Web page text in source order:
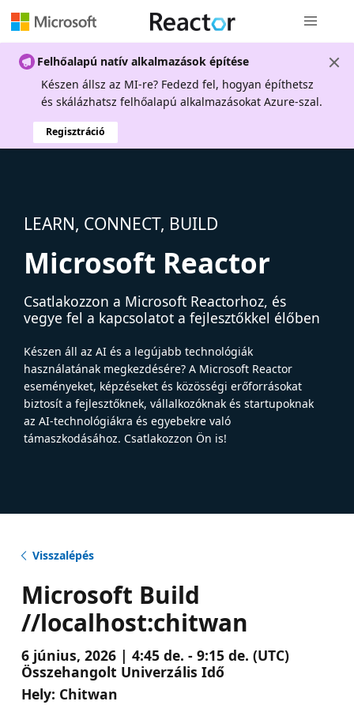
Felhőalapú natív alkalmazások építése
Készen állsz az MI-re? Fedezd fel, hogyan építhetsz
és skálázhatsz felhőalapú alkalmazásokat Azure-szal.
Regisztráció
LEARN, CONNECT, BUILD
Microsoft Reactor
Csatlakozzon a Microsoft Reactorhoz, és
vegye fel a kapcsolatot a fejlesztőkkel élőben
Készen áll az AI és a legújabb technológiák
használatának megkezdésére? A Microsoft Reactor
eseményeket, képzéseket és közösségi erőforrásokat
biztosít a fejlesztőknek, vállalkozóknak és startupoknak
az AI-technológiákra és egyebekre való
támaszkodásához. Csatlakozzon Ön is!
Visszalépés
Microsoft Build
//localhost:chitwan
6 június, 2026 | 4:45 de. - 9:15 de. (UTC)
Összehangolt Univerzális Idő
Hely: Chitwan